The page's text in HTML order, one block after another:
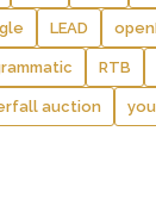
LEAD
RTB
auction